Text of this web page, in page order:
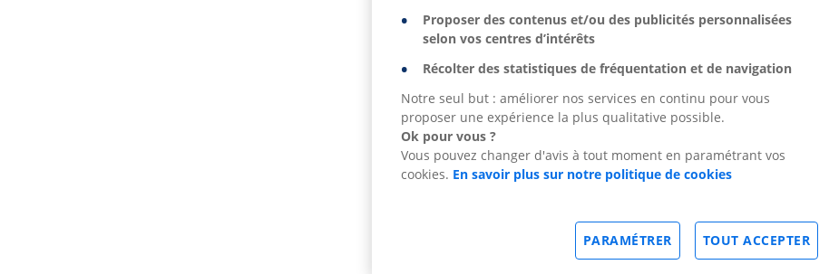
Proposer des contenus et/ou des publicités personnalisées
selon vos centres d’intérêts
Récolter des statistiques de fréquentation et de navigation
Notre seul but : améliorer nos services en continu pour vous
proposer une expérience la plus qualitative possible.
Ok pour vous ?
Vous pouvez changer d'avis à tout moment en paramétrant vos
cookies. En savoir plus sur notre politique de cookies
TOUT ACCEPTER
PARAMÉTRER